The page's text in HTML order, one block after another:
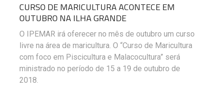
CURSO DE MARICULTURA ACONTECE EM
OUTUBRO NA ILHA GRANDE
O IPEMAR irá oferecer no mês de outubro um curso
livre na área de maricultura. O “Curso de Maricultura
com foco em Piscicultura e Malacocultura” será
ministrado no período de 15 a 19 de outubro de
2018.